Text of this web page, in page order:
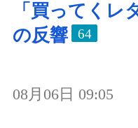
「買ってくレ
の反響
64
08月06日 09:05